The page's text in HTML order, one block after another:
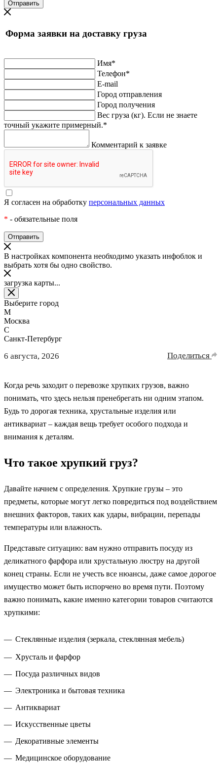
Форма заявки на доставку груза
Имя*
Телефон*
E-mail
Город отправления
Город получения
Вес груза (кг). Если не знаете
точный укажите примерный.*
Комментарий к заявке
Я согласен на обработку персональных данных
* - обязательные поля
В настройках компонента необходимо указать инфоблок и
выбрать хотя бы одно свойство.
загрузка карты...
Выберите город
М
Москва
С
Санкт-Петербург
6 августа, 2026 Поделиться
Когда речь заходит о перевозке хрупких грузов, важно
понимать, что здесь нельзя пренебрегать ни одним этапом.
Будь то дорогая техника, хрустальные изделия или
антиквариат – каждая вещь требует особого подхода и
внимания к деталям.
Что такое хрупкий груз?
Давайте начнем с определения. Хрупкие грузы – это
предметы, которые могут легко повредиться под воздействием
внешних факторов, таких как удары, вибрации, перепады
температуры или влажность.
Представьте ситуацию: вам нужно отправить посуду из
деликатного фарфора или хрустальную люстру на другой
конец страны. Если не учесть все нюансы, даже самое дорогое
имущество может быть испорчено во время пути. Поэтому
важно понимать, какие именно категории товаров считаются
хрупкими:
Стеклянные изделия (зеркала, стеклянная мебель)
Хрусталь и фарфор
Посуда различных видов
Электроника и бытовая техника
Антиквариат
Искусственные цветы
Декоративные элементы
Медицинское оборудование